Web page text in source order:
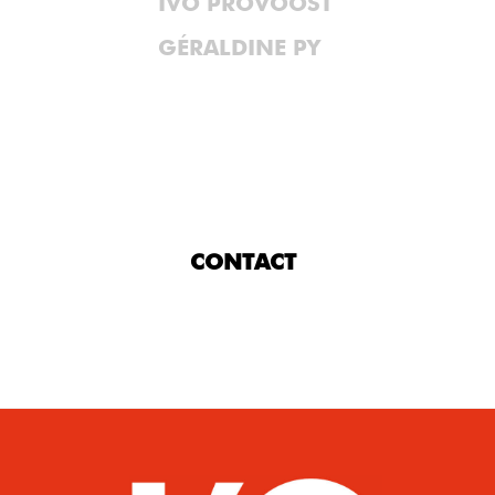
IVO PROVOOST
GÉRALDINE PY
CONTACT